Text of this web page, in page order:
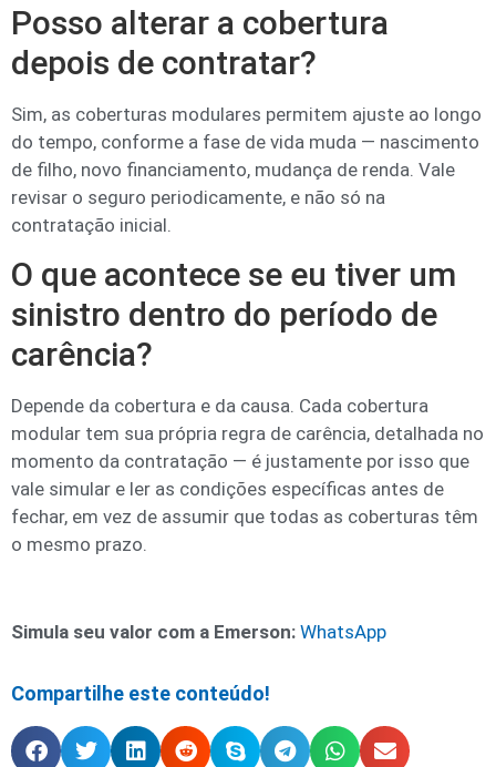
Posso alterar a cobertura
depois de contratar?
Sim, as coberturas modulares permitem ajuste ao longo
do tempo, conforme a fase de vida muda — nascimento
de filho, novo financiamento, mudança de renda. Vale
revisar o seguro periodicamente, e não só na
contratação inicial.
O que acontece se eu tiver um
sinistro dentro do período de
carência?
Depende da cobertura e da causa. Cada cobertura
modular tem sua própria regra de carência, detalhada no
momento da contratação — é justamente por isso que
vale simular e ler as condições específicas antes de
fechar, em vez de assumir que todas as coberturas têm
o mesmo prazo.
Simula seu valor com a Emerson: WhatsApp
Compartilhe este conteúdo!